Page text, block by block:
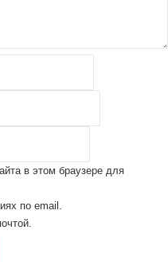
в этом браузере для
по email.